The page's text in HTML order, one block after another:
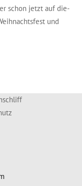
schon jetzt auf die­
und